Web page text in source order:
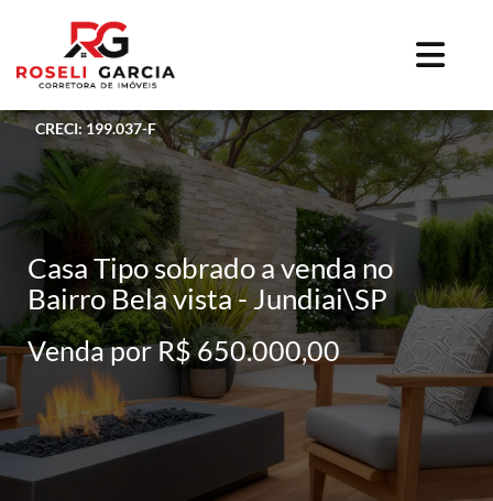
CRECI: 199.037-F
Casa Tipo sobrado a venda no
Bairro Bela vista - Jundiai\SP
Venda por R$ 650.000,00